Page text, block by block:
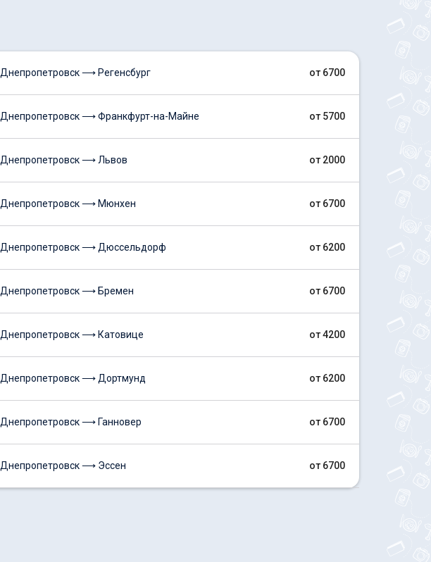
Днепропетровск ⟶ Регенсбург от 6700
Днепропетровск ⟶ Франкфурт-на-Майне от 5700
Днепропетровск ⟶ Львов от 2000
Днепропетровск ⟶ Мюнхен от 6700
Днепропетровск ⟶ Дюссельдорф от 6200
Днепропетровск ⟶ Бремен от 6700
Днепропетровск ⟶ Катовице от 4200
Днепропетровск ⟶ Дортмунд от 6200
Днепропетровск ⟶ Ганновер от 6700
Днепропетровск ⟶ Эссен от 6700